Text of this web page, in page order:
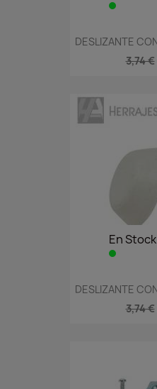
DESLIZANTE
3,74 €
En
DESLIZANTE
3,74 €